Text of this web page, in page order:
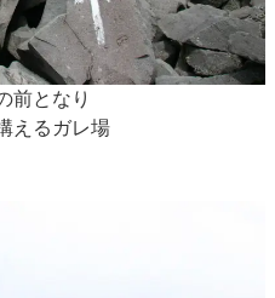
前となり
えるガレ場